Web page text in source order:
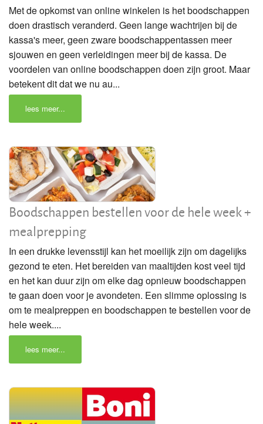
Met de opkomst van online winkelen is het boodschappen
doen drastisch veranderd. Geen lange wachtrijen bij de
kassa's meer, geen zware boodschappentassen meer
sjouwen en geen verleidingen meer bij de kassa. De
voordelen van online boodschappen doen zijn groot. Maar
betekent dit dat we nu au...
lees meer...
Boodschappen bestellen voor de hele week +
mealprepping
In een drukke levensstijl kan het moeilijk zijn om dagelijks
gezond te eten. Het bereiden van maaltijden kost veel tijd
en het kan duur zijn om elke dag opnieuw boodschappen
te gaan doen voor je avondeten. Een slimme oplossing is
om te mealpreppen en boodschappen te bestellen voor de
hele week....
lees meer...